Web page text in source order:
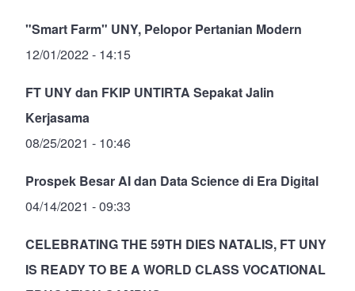
"Smart Farm" UNY, Pelopor Pertanian Modern
12/01/2022 - 14:15
FT UNY dan FKIP UNTIRTA Sepakat Jalin
Kerjasama
08/25/2021 - 10:46
Prospek Besar AI dan Data Science di Era Digital
04/14/2021 - 09:33
CELEBRATING THE 59TH DIES NATALIS, FT UNY
IS READY TO BE A WORLD CLASS VOCATIONAL